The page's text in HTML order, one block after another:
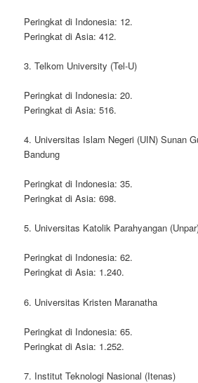
Peringkat di Indonesia: 12.
Peringkat di Asia: 412.
3. Telkom University (Tel-U)
Peringkat di Indonesia: 20.
Peringkat di Asia: 516.
4. Universitas Islam Negeri (UIN) Sunan
Bandung
Peringkat di Indonesia: 35.
Peringkat di Asia: 698.
5. Universitas Katolik Parahyangan
Peringkat di Indonesia: 62.
Peringkat di Asia: 1.240.
6. Universitas Kristen Maranatha
Peringkat di Indonesia: 65.
Peringkat di Asia: 1.252.
7. Institut Teknologi Nasional (Itenas)